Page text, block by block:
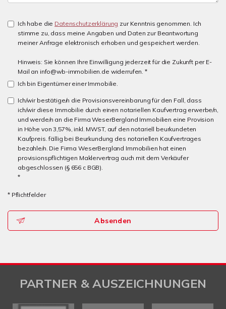
Ich habe die Datenschutzerklärung zur Kenntnis genommen. Ich
stimme zu, dass meine Angaben und Daten zur Beantwortung
meiner Anfrage elektronisch erhoben und gespeichert werden.
Hinweis: Sie können Ihre Einwilligung jederzeit für die Zukunft per E-
Mail an info@wb-immobilien.de widerrufen. *
Ich bin Eigentümer einer Immobilie.
Ich/wir bestätige/n die Provisionsvereinbarung für den Fall, dass
ich/wir diese Immobilie durch einen notariellen Kaufvertrag erwerbe/n,
und werde/n an die Firma WeserBergland Immobilien eine Provision
in Höhe von 3,57%, inkl. MWST, auf den notariell beurkundeten
Kaufpreis. fällig bei Beurkundung des notariellen Kaufvertrages
bezahle/n. Die Firma WeserBergland Immobilien hat einen
provisionspflichtigen Maklervertrag auch mit dem Verkäufer
abgeschlossen (§ 656 c BGB).
*
* Pflichtfelder
Absenden
PARTNER & AUSZEICHNUNGEN